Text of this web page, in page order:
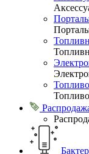
Топливо
Топливо